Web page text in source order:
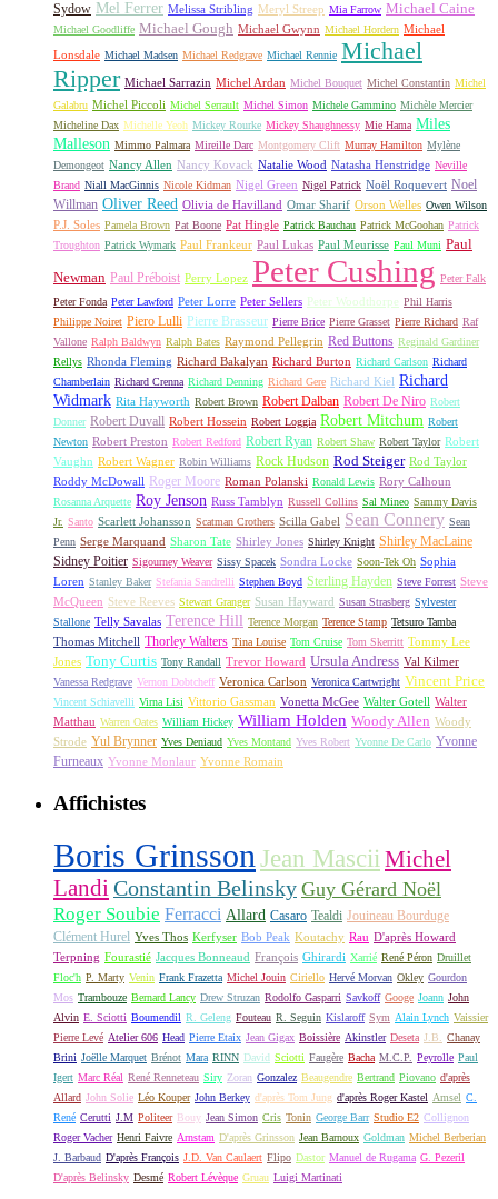
Sydow Mel Ferrer Melissa Stribling Meryl Streep Mia Farrow Michael Caine
Michael Goodliffe Michael Gough Michael Gwynn Michael Hordern Michael
Lonsdale Michael Madsen Michael Redgrave Michael Rennie Michael
Ripper Michael Sarrazin Michel Ardan Michel Bouquet Michel Constantin Michel
Galabru Michel Piccoli Michel Serrault Michel Simon Michele Gammino Michèle Mercier
Micheline Dax Michelle Yeoh Mickey Rourke Mickey Shaughnessy Mie Hama Miles
Malleson Mimmo Palmara Mireille Darc Montgomery Clift Murray Hamilton Mylène
Demongeot Nancy Allen Nancy Kovack Natalie Wood Natasha Henstridge Neville
Brand Niall MacGinnis Nicole Kidman Nigel Green Nigel Patrick Noël Roquevert Noel
Willman Oliver Reed Olivia de Havilland Omar Sharif Orson Welles Owen Wilson
P.J. Soles Pamela Brown Pat Boone Pat Hingle Patrick Bauchau Patrick McGoohan Patrick
Troughton Patrick Wymark Paul Frankeur Paul Lukas Paul Meurisse Paul Muni Paul
Newman Paul Préboist Perry Lopez Peter Cushing Peter Falk
Peter Fonda Peter Lawford Peter Lorre Peter Sellers Peter Woodthorpe Phil Harris
Philippe Noiret Piero Lulli Pierre Brasseur Pierre Brice Pierre Grasset Pierre Richard Raf
Vallone Ralph Baldwyn Ralph Bates Raymond Pellegrin Red Buttons Reginald Gardiner
Rellys Rhonda Fleming Richard Bakalyan Richard Burton Richard Carlson Richard
Chamberlain Richard Crenna Richard Denning Richard Gere Richard Kiel Richard
Widmark Rita Hayworth Robert Brown Robert Dalban Robert De Niro Robert
Donner Robert Duvall Robert Hossein Robert Loggia Robert Mitchum Robert
Newton Robert Preston Robert Redford Robert Ryan Robert Shaw Robert Taylor Robert
Vaughn Robert Wagner Robin Williams Rock Hudson Rod Steiger Rod Taylor
Roddy McDowall
Roger Moore Roman Polanski Ronald Lewis Rory Calhoun
Rosanna Arquette Roy Jenson Russ Tamblyn Russell Collins Sal Mineo Sammy Davis
Jr. Santo Scarlett Johansson Scatman Crothers Scilla Gabel Sean Connery Sean
Penn Serge Marquand Sharon Tate Shirley Jones Shirley Knight Shirley MacLaine
Sidney Poitier Sigourney Weaver Sissy Spacek Sondra Locke Soon-Tek Oh Sophia
Loren Stanley Baker Stefania Sandrelli Stephen Boyd Sterling Hayden Steve Forrest Steve
McQueen Steve Reeves Stewart Granger Susan Hayward Susan Strasberg Sylvester
Stallone Telly Savalas Terence Hill Terence Morgan Terence Stamp Tetsuro Tamba
Thomas Mitchell Thorley Walters Tina Louise Tom Cruise Tom Skerritt Tommy Lee
Jones Tony Curtis Tony Randall Trevor Howard Ursula Andress Val Kilmer
Vanessa Redgrave Vernon Dobtcheff Veronica Carlson Veronica Cartwright Vincent Price
Vincent Schiavelli Virna Lisi Vittorio Gassman Vonetta McGee Walter Gotell Walter
Matthau Warren Oates William Hickey William Holden Woody Allen Woody
Strode Yul Brynner Yves Deniaud Yves Montand Yves Robert Yvonne De Carlo Yvonne
Furneaux Yvonne Monlaur Yvonne Romain
Affichistes
Boris Grinsson Jean Mascii Michel
Landi Constantin Belinsky Guy Gérard Noël
Roger Soubie Ferracci Allard Casaro Tealdi Jouineau Bourduge
Clément Hurel Yves Thos Kerfyser Bob Peak Koutachy Rau D'après Howard
Terpning Fourastié Jacques Bonneaud François Ghirardi Xarrié René Péron Druillet
Floc'h P. Marty Venin Frank Frazetta Michel Jouin Ciriello Hervé Morvan Okley Gourdon
Mos Trambouze Bernard Lancy Drew Struzan Rodolfo Gasparri Savkoff Googe Joann John
Alvin E. Sciotti Boumendil R. Geleng Fouteau R. Seguin Kislaroff Sym Alain Lynch Vaissier
Pierre Levé Atelier 606 Head Pierre Etaix Jean Gigax Boissière Akinstler Deseta J.B.
Chanay
Brini Joëlle Marquet Brénot Mara RINN David Sciotti Faugère Bacha M.C.P. Peyrolle Paul
Igert Marc Réal René Renneteau Siry Zoran Gonzalez Beaugendre Bertrand Piovano d'après
Allard John Solie Léo Kouper John Berkey d'après Tom Jung d'après Roger Kastel Amsel C.
René Cerutti J.M Politeer Bouy Jean Simon Cris Tonin George Barr Studio E2 Collignon
Roger Vacher Henri Faivre Arnstam D'après Grinsson Jean Barnoux Goldman Michel Berberian
J. Barbaud D'après François J.D. Van Caulaert Flipo Dastor Manuel de Rugama G. Pezeril
D'après Belinsky Desmé Robert Lévèque Gruau Luigi Martinati